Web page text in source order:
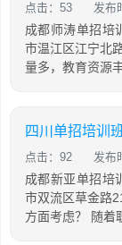
点击：53 发布
成都师涛单招培
市温江区江宁北
量多，教育资源
四川单招培训
点击：92 发布
成都新亚单招培
市双流区草金路
方面考虑？ 随着